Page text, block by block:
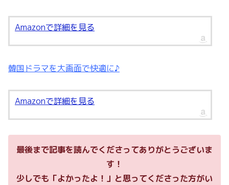
Amazonで詳細を見る
韓国ドラマを大画面で快適に♪
Amazonで詳細を見る
最後まで記事を読んでくださってありがとうございま
す！
少しでも「よかったよ！」と思ってくださった方がい